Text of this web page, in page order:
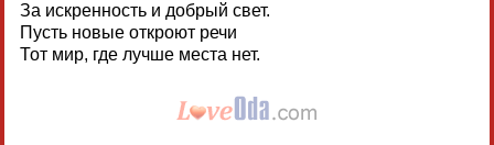
За искренность и добрый свет.
Пусть новые откроют речи
Тот мир, где лучше места нет.